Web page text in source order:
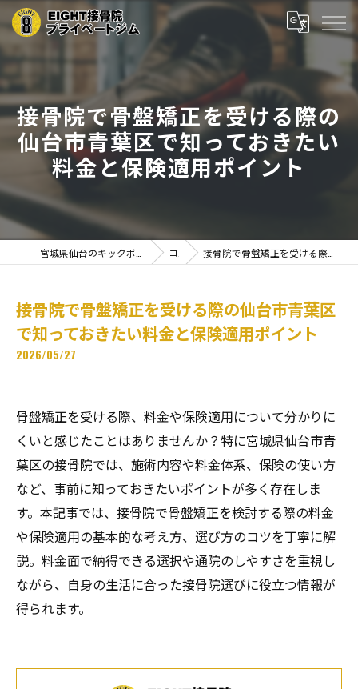
接骨院で骨盤矯正を受ける際の
仙台市青葉区で知っておきたい
料金と保険適用ポイント
コラム 接骨院で骨盤矯正を受ける際の仙台市青葉区で知っておきたい料金と保険適用ポイント
接骨院で骨盤矯正を受ける際の仙台市青葉区
で知っておきたい料金と保険適用ポイント
2026/05/27
骨盤矯正を受ける際、料金や保険適用について分かりに
くいと感じたことはありませんか？特に宮城県仙台市青
葉区の接骨院では、施術内容や料金体系、保険の使い方
など、事前に知っておきたいポイントが多く存在しま
す。本記事では、接骨院で骨盤矯正を検討する際の料金
や保険適用の基本的な考え方、選び方のコツを丁寧に解
説。料金面で納得できる選択や通院のしやすさを重視し
ながら、自身の生活に合った接骨院選びに役立つ情報が
得られます。